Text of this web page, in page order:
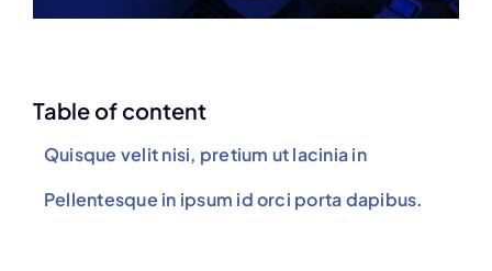
Table of content
Quisque velit nisi, pretium ut lacinia in
Pellentesque in ipsum id orci porta dapibus.